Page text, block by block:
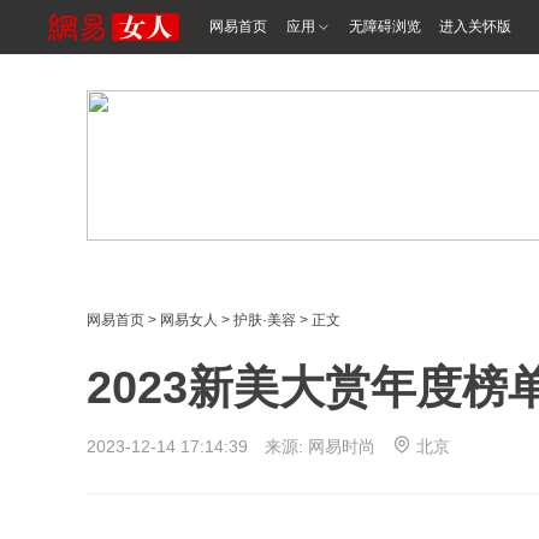
网易首页 应用 无障碍浏览 进入关怀版
网易首页 > 网易女人 > 护肤·美容 > 正文
2023新美大赏年度榜
2023-12-14 17:14:39 来源: 网易时尚 北京